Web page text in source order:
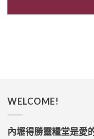
WELCOME!
內壢得勝靈糧堂是愛